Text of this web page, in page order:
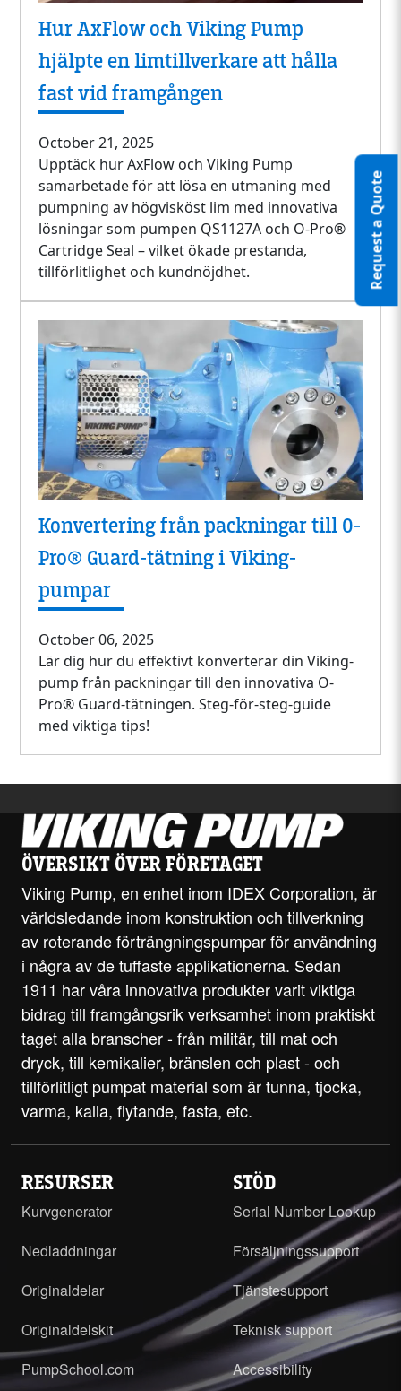
Request a Quote
Hur AxFlow och Viking Pump
hjälpte en limtillverkare att hålla
fast vid framgången
October 21, 2025
Upptäck hur AxFlow och Viking Pump
samarbetade för att lösa en utmaning med
pumpning av högvisköst lim med innovativa
lösningar som pumpen QS1127A och O-Pro®
Cartridge Seal – vilket ökade prestanda,
tillförlitlighet och kundnöjdhet.
Konvertering från packningar till O-
Pro® Guard-tätning i Viking-
pumpar
October 06, 2025
Lär dig hur du effektivt konverterar din Viking-
pump från packningar till den innovativa O-
Pro® Guard-tätningen. Steg-för-steg-guide
med viktiga tips!
ÖVERSIKT ÖVER FÖRETAGET
Viking Pump, en enhet inom IDEX Corporation, är
världsledande inom konstruktion och tillverkning
av roterande förträngningspumpar för användning
i några av de tuffaste applikationerna. Sedan
1911 har våra innovativa produkter varit viktiga
bidrag till framgångsrik verksamhet inom praktiskt
taget alla branscher - från militär, till mat och
dryck, till kemikalier, bränslen och plast - och
tillförlitligt pumpat material som är tunna, tjocka,
varma, kalla, flytande, fasta, etc.
RESURSER
Kurvgenerator
Nedladdningar
Originaldelar
Originaldelskit
PumpSchool.com
STÖD
Serial Number Lookup
Försäljningssupport
Tjänstesupport
Teknisk support
Accessibility